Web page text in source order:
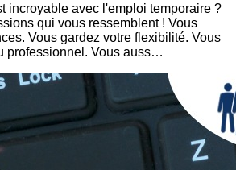
incroyable avec l'emploi temporaire ?
qui vous ressemblent ! Vous
Vous gardez votre flexibilité. Vous
professionnel. Vous auss…